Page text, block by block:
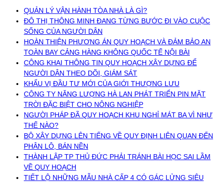
QUẢN LÝ VẬN HÀNH TÒA NHÀ LÀ GÌ?
ĐÔ THỊ THÔNG MINH ĐANG TỪNG BƯỚC ĐI VÀO CUỘC
SỐNG CỦA NGƯỜI DÂN
HOÀN THIỆN PHƯƠNG ÁN QUY HOẠCH VÀ ĐẢM BẢO AN
TOÀN BAY CẢNG HÀNG KHÔNG QUỐC TẾ NỘI BÀI
CÔNG KHAI THÔNG TIN QUY HOẠCH XÂY DỰNG ĐỂ
NGƯỜI DÂN THEO DÕI, GIÁM SÁT
KHẨU VỊ ĐẦU TƯ MỚI CỦA GIỚI THƯỢNG LƯU
CÔNG TY NĂNG LƯỢNG HÀ LAN PHÁT TRIỂN PIN MẶT
TRỜI ĐẶC BIỆT CHO NÔNG NGHIỆP
NGƯỜI PHÁP ĐÃ QUY HOẠCH KHU NGHỈ MÁT BA VÌ NHƯ
THẾ NÀO?
BỘ XÂY DỰNG LÊN TIẾNG VỀ QUY ĐỊNH LIÊN QUAN ĐẾN
PHÂN LÔ, BÁN NỀN
THÀNH LẬP TP THỦ ĐỨC PHẢI TRÁNH BÀI HỌC SAI LẦM
VỀ QUY HOẠCH
TIẾT LỘ NHỮNG MẪU NHÀ CẤP 4 CÓ GÁC LỬNG SIÊU